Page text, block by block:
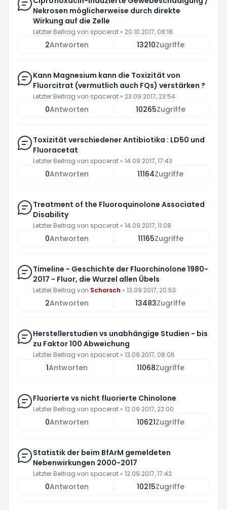
Nekrosen möglicherweise durch direkte
Wirkung auf die Zelle
Letzter Beitrag von spacerat » 20.10.2017, 08:18
2Antworten 13210Zugriffe
Kann Magnesium kann die Toxizität von
Fluorcitrat (vermutlich auch FQs) verstärken ?
Letzter Beitrag von spacerat » 23.09.2017, 23:54
0Antworten 10265Zugriffe
Toxizität verschiedener Antibiotika : LD50 und
Fluoracetat
Letzter Beitrag von spacerat » 14.09.2017, 17:43
0Antworten 11164Zugriffe
Treatment of the Fluoroquinolone Associated
Disability
Letzter Beitrag von spacerat » 14.09.2017, 11:08
0Antworten 11165Zugriffe
Timeline - Geschichte der Fluorchinolone 1980-
2017 - Fluor, die Wurzel allen Übels
Letzter Beitrag von Schorsch » 13.09.2017, 20:53
2Antworten 13483Zugriffe
Herstellerstudien vs unabhängige Studien - bis
zu Faktor 100 Abweichung
Letzter Beitrag von spacerat » 13.09.2017, 08:06
1Antworten 11068Zugriffe
Fluorierte vs nicht fluorierte Chinolone
Letzter Beitrag von spacerat » 12.09.2017, 22:00
0Antworten 10621Zugriffe
Statistik der beim BfArM gemeldeten
Nebenwirkungen 2000-2017
Letzter Beitrag von spacerat » 12.09.2017, 17:42
0Antworten 10215Zugriffe